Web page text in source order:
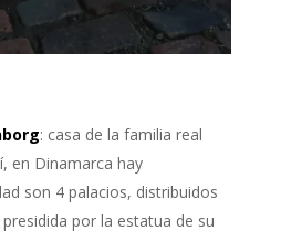
: casa de la familia real
en Dinamarca hay
son 4 palacios, distribuidos
por la estatua de su